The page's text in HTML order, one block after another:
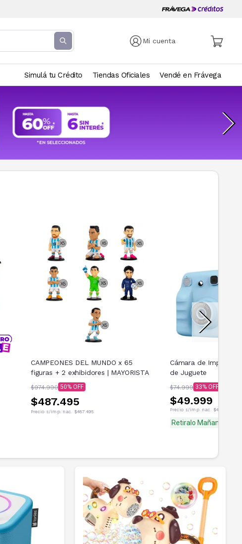
Mi cuenta
Simulá tu Crédito Tiendas Oficiales Vendé en Frávega
CAMPEONES DEL MUNDO x 65
figuras + 2 exhibidores | MAYORISTA
$974.990 50
$487.495
Precio s/imp. nac. $487.495
Cámara de
de Juguete
$74.999 33
$49.999
Precio s/imp. nac. $41.321,49
Retiralo Mañana